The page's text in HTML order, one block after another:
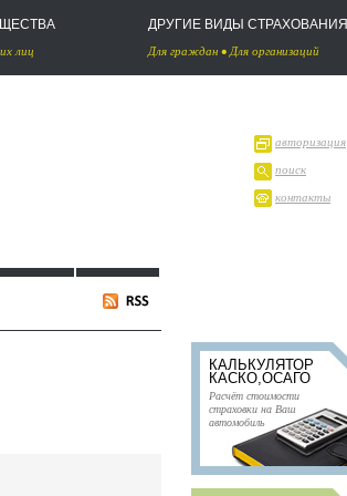
лиц
ДРУГИЕ ВИДЫ СТРАХОВАНИЯ
Для граждан •Для организаций
авторизация
поиск
контакты
КАЛЬКУЛЯТОР
КАСКО,ОСАГО
Расчёт стоимости
страховки на Ваш
автомобиль